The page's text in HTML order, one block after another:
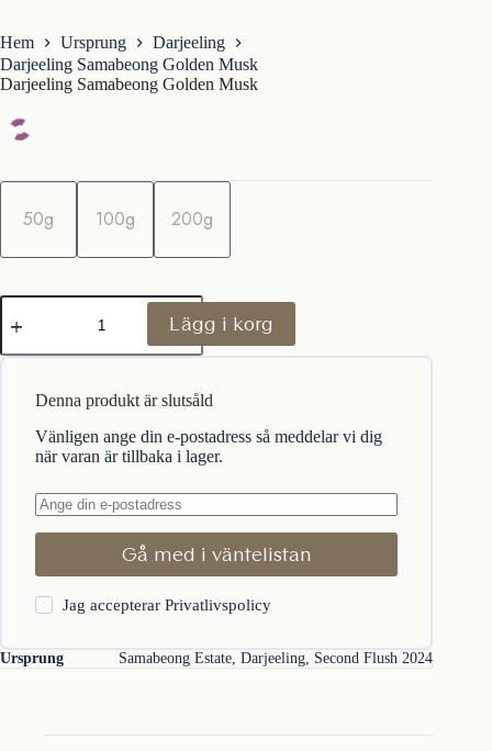
Hem Ursprung
Darjeeling
Darjeeling Samabeong Golden Musk
Darjeeling Samabeong Golden Musk
m
d
50g 100g 200g
Darjeeling
Samabeong
Musk
Lägg i korg
Denna produkt är slutsåld
Vänligen ange din e-postadress så meddelar vi dig
när varan är tillbaka i lager.
Gå med i väntelistan
Jag accepterarPrivatlivspolicy
Ursprung Samabeong Estate, Darjeeling, Second Flush 2024